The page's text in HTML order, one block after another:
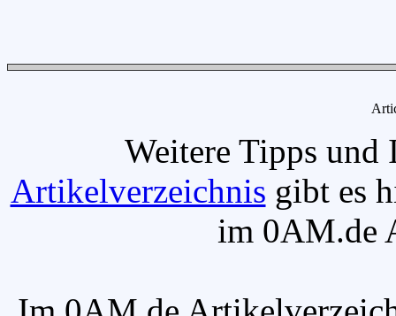
Weitere Tipps und
Artikelverzeichnis gibt es
im 0AM.de